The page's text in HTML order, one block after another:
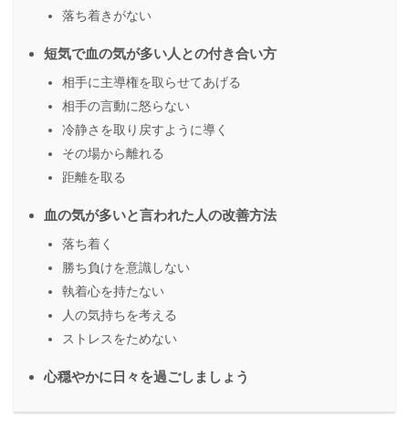
落ち着きがない
短気で血の気が多い人との付き合い方
相手に主導権を取らせてあげる
相手の言動に怒らない
冷静さを取り戻すように導く
その場から離れる
距離を取る
血の気が多いと言われた人の改善方法
落ち着く
勝ち負けを意識しない
執着心を持たない
人の気持ちを考える
ストレスをためない
心穏やかに日々を過ごしましょう